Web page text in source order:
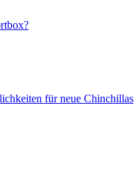
für neue Chinchillas